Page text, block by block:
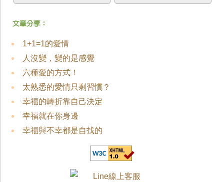
1+1=1的愛情
人沒變，變的是感覺
六種愛的方式！
太熟悉的愛情只剩習慣？
幸福的轉折靠自己決定
幸福就在你身邊
幸福與不幸都是自找的